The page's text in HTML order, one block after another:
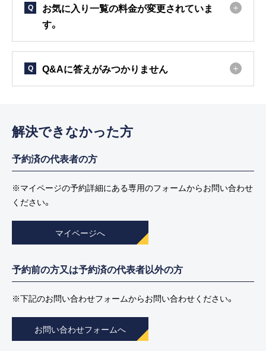
Q
お気に入り一覧の料金が変更されていま
す。
Q Q&Aに答えがみつかりません
解決できなかった方
予約済の代表者の方
※マイページの予約詳細にある専用のフォームからお問い合わせ
ください。
マイページへ
予約前の方又は予約済の代表者以外の方
※下記のお問い合わせフォームからお問い合わせください。
お問い合わせフォームへ